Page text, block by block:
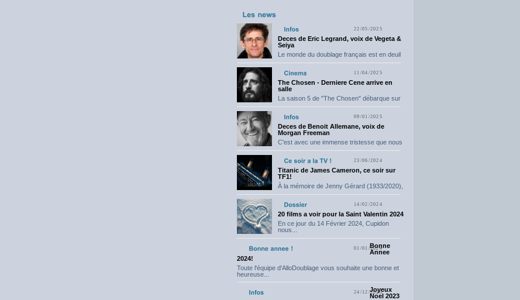
22/05/2025
Deces de Eric Legrand, voix de Vegeta &
Seiya
Le monde du doublage français est en deuil
11/04/2025
The Chosen - Derniere Cene arrive en
salle
La saison 5 de "The Chosen" débarque sur
09/01/2025
Deces de Benoit Allemane, voix de
Morgan Freeman
C'est avec une immense tristesse que nous
23/06/2024
Titanic de James Cameron, ce soir sur
TF1!
À la mémoire de Jenny Gérard (1933/2020),
14/02/2024
20 films a voir pour la Saint Valentin 2024
En ce jour du 14 Février 2024, Cupidon
nous...
01/01/2024
Bonne
Annee
2024!
Toute l'équipe d'AlloDoublage vous souhaite une bonne et
heureuse...
24/12/2023
Joyeux
Noel 2023